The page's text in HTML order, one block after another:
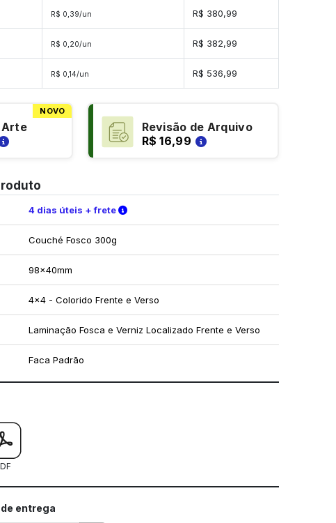
R$ 0,39/un R$ 380,99
R$ 0,20/un R$ 382,99
R$ 0,14/un R$ 536,99
NOVO
Arte
Revisão de Arquivo
R$ 16,99
4 dias úteis + frete Verifique as condições de entrega
Couché Fosco 300g
98x40mm
4x4 - Colorido Frente e Verso
Laminação Fosca e Verniz Localizado Frente e Verso
Faca Padrão
como utilizar os nossos gabaritos
entrega